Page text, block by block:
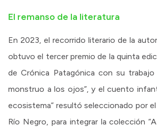
El remanso de la literatura
En 2023, el recorrido literario de la
obtuvo el tercer premio de la quinta
de Crónica Patagónica con su trabajo
monstruo a los ojos”, y el cuento
ecosistema” resultó seleccionado por
Río Negro, para integrar la colección